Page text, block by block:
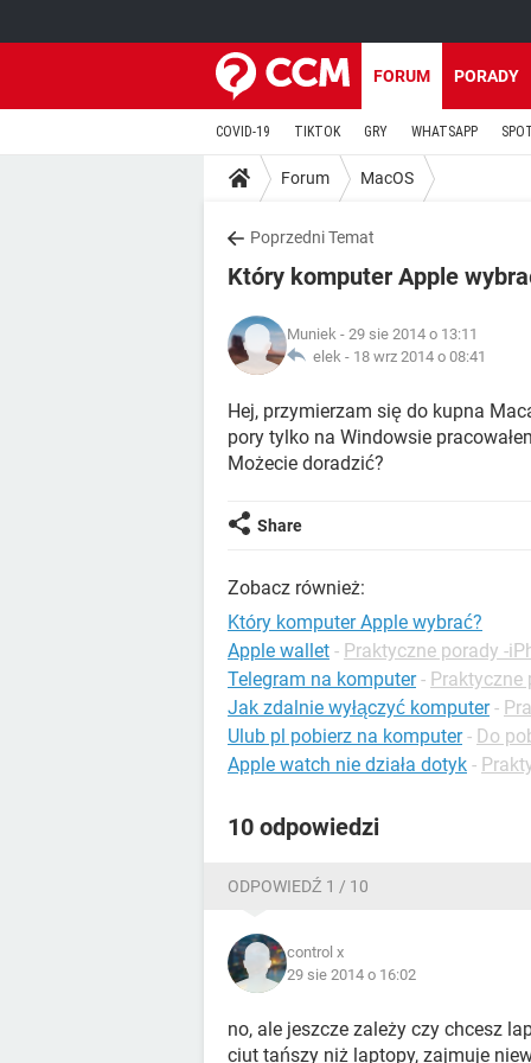
FORUM PORADY
COVID-19 TIKTOK GRY WHATSAPP
Forum MacOS
Poprzedni Temat
Który komputer Apple
Muniek - 29 sie 2014 o 13:11
elek - 18 wrz 2014 o 08:41
Hej, przymierzam się do kupna
pory tylko na Windowsie
Możecie doradzić?
Share
Zobacz również:
Który komputer Apple wybrać?
Apple wallet - Praktyczne porady -
Telegram na komputer - Praktyczne
Jak zdalnie wyłączyć komputer -
Ulub pl pobierz na komputer - Do
Apple watch nie działa dotyk -
10 odpowiedzi
ODPOWIEDŹ 1 / 10
control x
29 sie 2014 o 16:02
no, ale jeszcze zależy czy chcesz
ciut tańszy niż laptopy, zajmuje